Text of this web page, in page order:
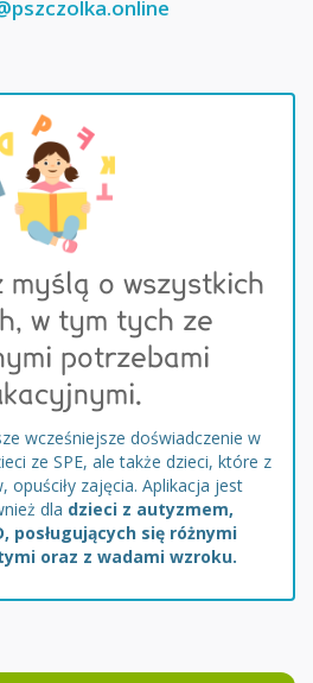
myślą o wszystkich
w tym tych ze
potrzebami
wcześniejsze doświadczenie w
ze SPE, ale także dzieci, które z
opuściły zajęcia. Aplikacja jest
dla dzieci z autyzmem,
posługujących się różnymi
oraz z wadami wzroku.